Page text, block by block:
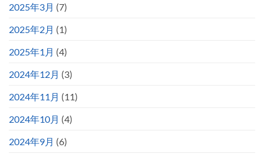
2025年3月 (7)
2025年2月 (1)
2025年1月 (4)
2024年12月 (3)
2024年11月 (11)
2024年10月 (4)
2024年9月 (6)